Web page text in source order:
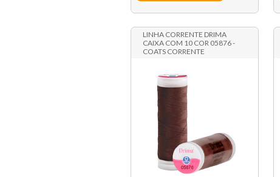
LINHA CORRENTE DRIMA
CAIXA COM 10 COR 05876 -
COATS CORRENTE